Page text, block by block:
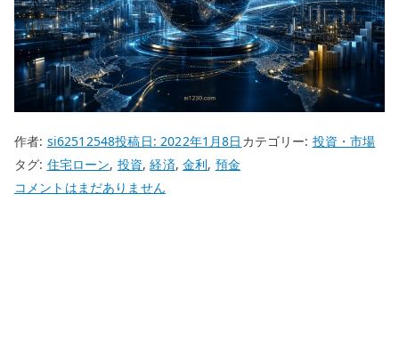
作者: si62512548投稿日:2022年1月8日 カテゴリー: 投資・市場
タグ: 住宅ローン, 投資,経済,金利, 預金
金
コメントはまだありません